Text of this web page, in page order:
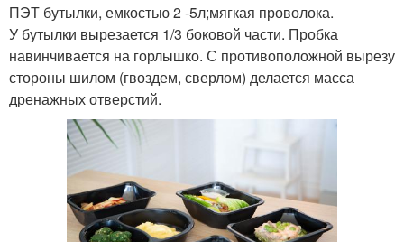
ПЭТ бутылки, емкостью 2 -5л;мягкая проволока.
У бутылки вырезается 1/3 боковой части. Пробка
навинчивается на горлышко. С противоположной вырезу
стороны шилом (гвоздем, сверлом) делается масса
дренажных отверстий.